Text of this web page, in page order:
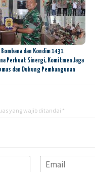
dan Kondim 1431
Perkuat Sinergi, Komitmen Jaga
dan Dukung Pembangunan
yang wajib ditandai *